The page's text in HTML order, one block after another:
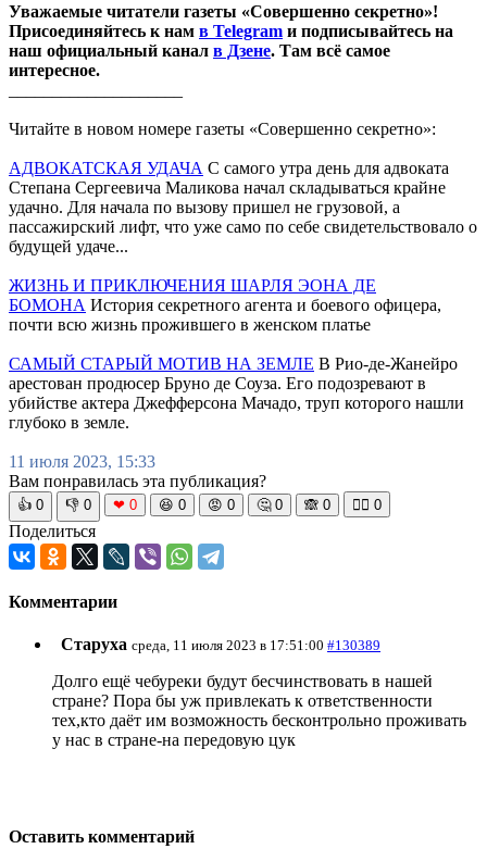
Уважаемые читатели газеты «Совершенно секретно»!
Присоединяйтесь к нам в Telegram и подписывайтесь на
наш официальный канал в Дзене. Там всё самое
интересное.
Читайте в новом номере газеты «Совершенно секретно»:
АДВОКАТСКАЯ УДАЧА С самого утра день для адвоката
Степана Сергеевича Маликова начал складываться крайне
удачно. Для начала по вызову пришел не грузовой, а
пассажирский лифт, что уже само по себе свидетельствовало о
будущей удаче...
ЖИЗНЬ И ПРИКЛЮЧЕНИЯ ШАРЛЯ ЭОНА ДЕ
БОМОНА История секретного агента и боевого офицера,
почти всю жизнь прожившего в женском платье
САМЫЙ СТАРЫЙ МОТИВ НА ЗЕМЛЕ В Рио-де-Жанейро
арестован продюсер Бруно де Соуза. Его подозревают в
убийстве актера Джефферсона Мачадо, труп которого нашли
глубоко в земле.
11 июля 2023, 15:33
Вам понравилась эта публикация?
👍 0 👎 0 ❤ 0 😆 0 😡 0 🤔 0 🙈 0 🧘‍♀️ 0
Поделиться
Комментарии
Старуха среда, 11 июля 2023 в 17:51:00 #130389
Долго ещё чебуреки будут бесчинствовать в нашей
стране? Пора бы уж привлекать к ответственности
тех,кто даёт им возможность бесконтрольно проживать
у нас в стране-на передовую цук
Оставить комментарий